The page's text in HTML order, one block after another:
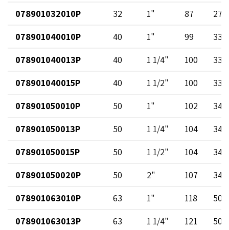
078901032010P
32 1" 87
27
078901040010P
40 1" 99
33
078901040013P
40 1 1/4" 100
33
078901040015P
40 1 1/2" 100
33
078901050010P
50 1" 102
34
078901050013P
50 1 1/4" 104
34
078901050015P
50 1 1/2" 104
34
078901050020P
50 2" 107
34
078901063010P
63 1" 118
50
078901063013P
63 1 1/4" 121
50